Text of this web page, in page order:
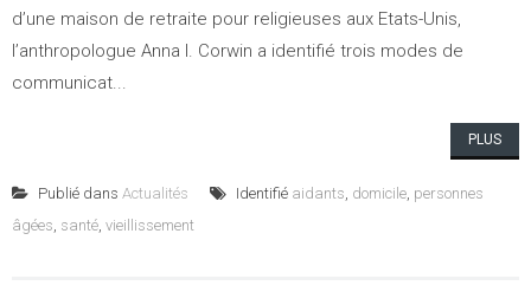
d’une maison de retraite pour religieuses aux Etats-Unis,
l’anthropologue Anna I. Corwin a identifié trois modes de
communicat...
PLUS
Publié dans Actualités Identifié aidants, domicile, personnes
âgées, santé, vieillissement